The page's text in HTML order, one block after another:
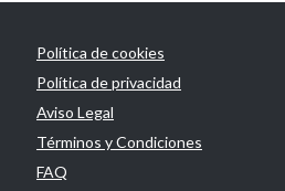
Política de cookies
Política de privacidad
Aviso Legal
Términos y Condiciones
FAQ